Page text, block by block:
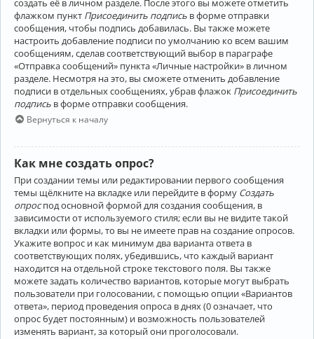
флажком пункт Присоединить подпись в форме отправки
сообщения, чтобы подпись добавилась. Вы также можете
настроить добавление подписи по умолчанию ко всем вашим
сообщениям, сделав соответствующий выбор в параграфе
«Отправка сообщений» пункта «Личные настройки» в личном
разделе. Несмотря на это, вы сможете отменить добавление
подписи в отдельных сообщениях, убрав флажок Присоединить
подпись в форме отправки сообщения.
Вернуться к началу
Как мне создать опрос?
При создании темы или редактировании первого сообщения
темы щёлкните на вкладке или перейдите в форму Создать
опроспод основной формой для создания сообщения, в
зависимости от используемого стиля; если вы не видите такой
вкладки или формы, то вы не имеете прав на создание опросов.
Укажите вопрос и как минимум два варианта ответа в
соответствующих полях, убедившись, что каждый вариант
находится на отдельной строке текстового поля. Вы также
можете задать количество вариантов, которые могут выбрать
пользователи при голосовании, с помощью опции «Вариантов
ответа», период проведения опроса в днях (0 означает, что
опрос будет постоянным) и возможность пользователей
изменять вариант, за который они проголосовали.